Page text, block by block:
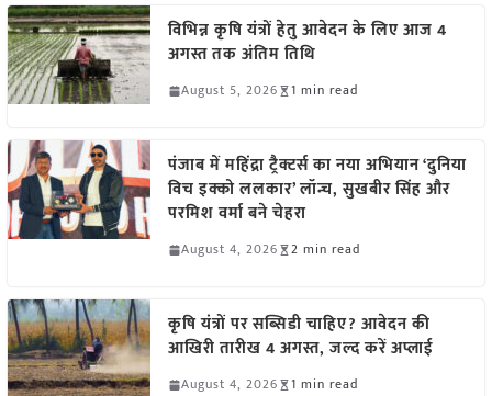
विभिन्न कृषि यंत्रों हेतु आवेदन के लिए आज 4
अगस्त तक अंतिम तिथि
August 5, 2026 1 min read
पंजाब में महिंद्रा ट्रैक्टर्स का नया अभियान ‘दुनिया
विच इक्को ललकार’ लॉन्च, सुखबीर सिंह और
परमिश वर्मा बने चेहरा
August 4, 2026 2 min read
कृषि यंत्रों पर सब्सिडी चाहिए? आवेदन की
आखिरी तारीख 4 अगस्त, जल्द करें अप्लाई
August 4, 2026 1 min read